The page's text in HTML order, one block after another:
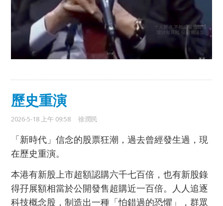
歷史重演
2026-5-18 上午 09:58 徐潤民
「新時代」信念的股票狂潮，過去曾經發生過，現
在歷史重演。
本港有新股上市超額認購六千七百倍，也有新股錄
得孖展額相當於公開發售超購近一百倍。
人人追逐
科技概念股，制造出一種「怕錯過的恐懼」，群眾